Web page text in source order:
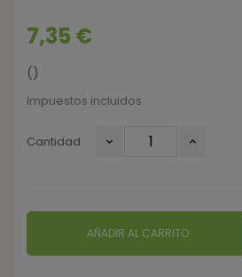
7,35 €
()
Impuestos incluidos
Cantidad
AÑADIR AL CARRITO